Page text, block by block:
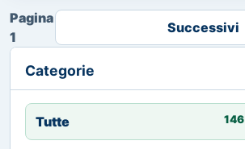
Categorie
Tutte 146
Pagina
1
Successivi